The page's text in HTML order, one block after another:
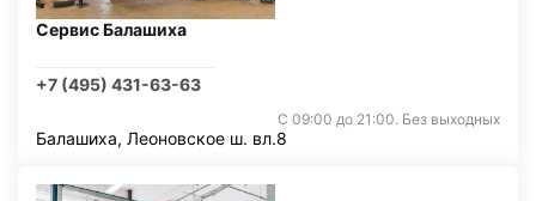
Сервис Балашиха
+7 (495) 431-63-63
С 09:00 до 21:00. Без выходных
Балашиха, Леоновское ш. вл.8